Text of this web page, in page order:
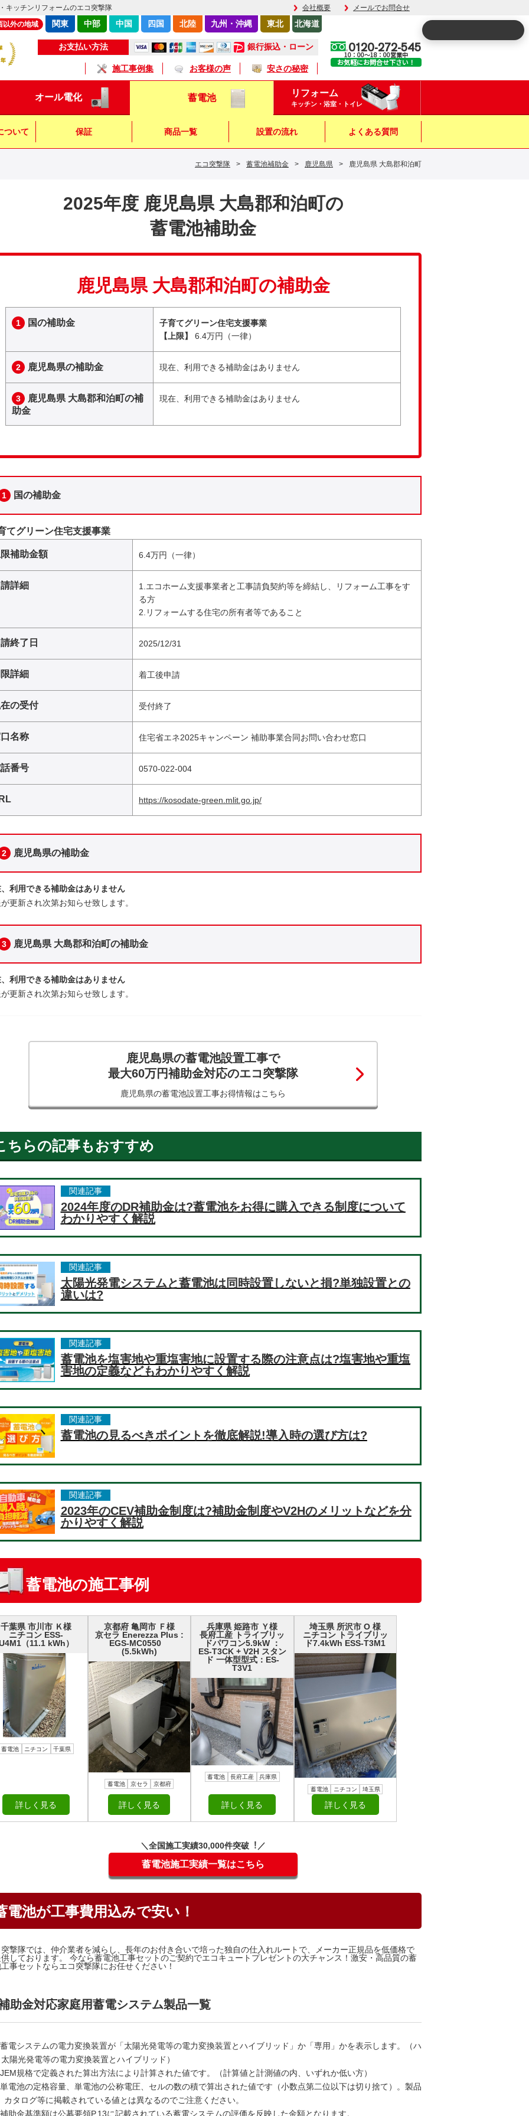
キッチンリフォームのエコ突撃隊 会社概要 メールでお問合せ
お支払い方法 銀行振込・ローン
施工事例集 お客様の声 安さの秘密
以外の地域 関東 中部 中国 四国 北陸 九州・沖縄 東北 北海道
0120-272-545
10：00～18：00営業中
お気軽にお問合せ下さい！
オール電化 蓄電池 リフォーム
キッチン・浴室・トイレ
ついて 保証 商品一覧 設置の流れ よくある質問
エコ突撃隊 > 蓄電池補助金 > 鹿児島県 > 鹿児島県 大島郡和泊町
2025年度 鹿児島県 大島郡和泊町の
蓄電池補助金
鹿児島県 大島郡和泊町の補助金
1 国の補助金
子育てグリーン住宅支援事業
【上限】
6.4万円（一律）
2 鹿児島県の補助金 現在、利用できる補助金はありません
3
鹿児島県 大島郡和泊町の補
助金
現在、利用できる補助金はありません
1 国の補助金
てグリーン住宅支援事業
補助金額 6.4万円（一律）
詳細
1.エコホーム支援事業者と工事請負契約等を締結し、リフォーム工事をす
る方
2.リフォームする住宅の所有者等であること
終了日 2025/12/31
詳細 着工後申請
の受付 受付終了
名称 住宅省エネ2025キャンペーン 補助事業合同お問い合わせ窓口
番号 0570-022-004
https://kosodate-green.mlit.go.jp/
2 鹿児島県の補助金
利用できる補助金はありません
更新され次第お知らせ致します。
3 鹿児島県 大島郡和泊町の補助金
利用できる補助金はありません
更新され次第お知らせ致します。
鹿児島県の蓄電池設置工事で
最大60万円補助金対応のエコ突撃隊
鹿児島県の蓄電池設置工事お得情報はこちら
ちらの記事もおすすめ
関連記事
2024年度のDR補助金は?蓄電池をお得に購入できる制度について
わかりやすく解説
関連記事
太陽光発電システムと蓄電池は同時設置しないと損?単独設置との
違いは?
関連記事
蓄電池を塩害地や重塩害地に設置する際の注意点は?塩害地や重塩
害地の定義などもわかりやすく解説
関連記事
蓄電池の見るべきポイントを徹底解説!導入時の選び方は?
関連記事
2023年のCEV補助金制度は?補助金制度やV2Hのメリットなどを分
かりやすく解説
蓄電池の施工事例
千葉県 市川市 Ｋ様
ニチコン ESS-
（11.1 kWh）
蓄電池 ニチコン 千葉県
詳しく見る
京都府 亀岡市 Ｆ様
京セラ Enerezza Plus :
EGS-MC0550
(5.5kWh)
蓄電池 京セラ 京都府
詳しく見る
兵庫県 姫路市 Ｙ様
長府工産 トライブリッ
ドパワコン5.9kW ：
ES-T3CK + V2H スタン
ド 一体型型式：ES-
T3V1
蓄電池 長府工産 兵庫県
詳しく見る
埼玉県 所沢市 О 様
ニチコン トライブリッ
ド7.4kWh ESS-T3M1
蓄電池 ニチコン 埼玉県
詳しく見る
＼全国施⼯実績30,000件突破︕／
蓄電池施工実績一覧はこちら
電池が工事費用込みで安い！
撃隊では、仲介業者を減らし、長年のお付き合いで培った独自の仕入れルートで、メーカー正規品を低価格で
しております。 今なら蓄電池工事セットのご契約でエコキュートプレゼントの大チャンス！激安・高品質の蓄
事セットならエコ突撃隊にお任せください！
助金対応家庭用蓄電システム製品一覧
電システムの電力変換装置が「太陽光発電等の電力変換装置とハイブリッド」か「専用」かを表示します。（ハ
陽光発電等の電力変換装置とハイブリッド）
規格で定義された算出方法により計算された値です。（計算値と計測値の内、いずれか低い方）
電池の定格容量、単電池の公称電圧、セルの数の積で算出された値です（小数点第二位以下は切り捨て）。製品
カタログ等に掲載されている値とは異なるのでご注意ください。
助金基準額は公募要領P.13に記載されている蓄電システムの評価を反映した金額となります。